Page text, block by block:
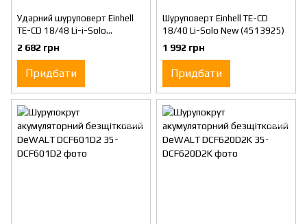
Ударний шуруповерт Einhell
TE-CD 18/48 Li-i-Solo
(4513926)
2 682 грн
Придбати
Шуруповерт Einhell TE-CD
18/40 Li-Solo New (4513925)
1 992 грн
Придбати